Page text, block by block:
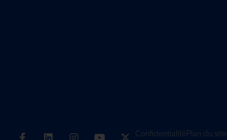
ConfidentialitéPlan du site